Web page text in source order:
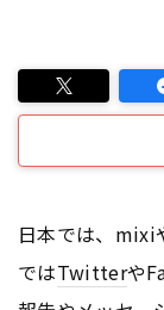
日本では、mixi
ではTwitterや